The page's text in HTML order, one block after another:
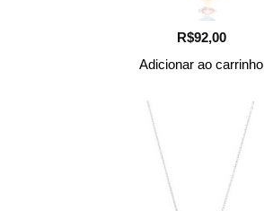
R$92,00
Adicionar ao carrinho